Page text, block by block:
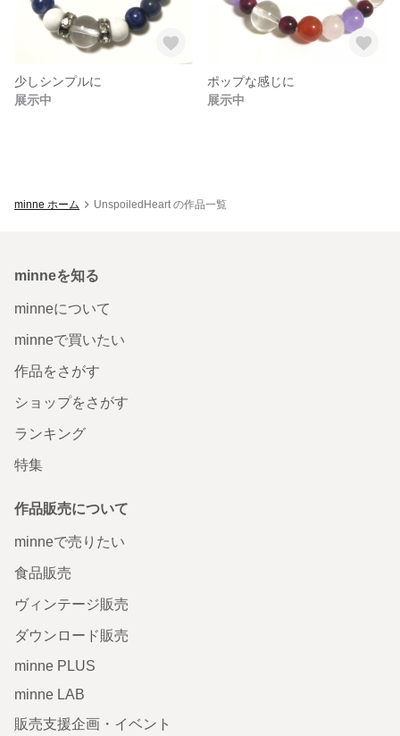
少しシンプルに
展示中
ポップな感じに
展示中
minne ホーム UnspoiledHeart の作品一覧
minneを知る
minneについて
minneで買いたい
作品をさがす
ショップをさがす
ランキング
特集
作品販売について
minneで売りたい
食品販売
ヴィンテージ販売
ダウンロード販売
minne PLUS
minne LAB
販売支援企画・イベント